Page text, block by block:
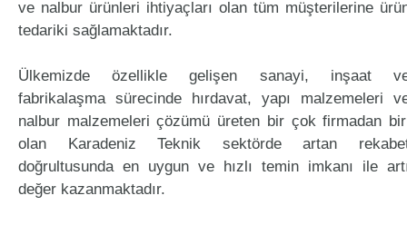
ve nalbur ürünleri ihtiyaçları olan tüm müşterilerine
tedariki sağlamaktadır.
Ülkemizde özellikle gelişen sanayi, inşaat
fabrikalaşma sürecinde hırdavat, yapı malzemeleri
nalbur malzemeleri çözümü üreten bir çok firmadan
olan Karadeniz Teknik sektörde artan
doğrultusunda en uygun ve hızlı temin imkanı ile
değer kazanmaktadır.